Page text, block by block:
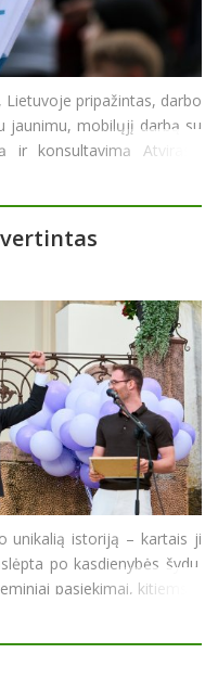
pripažintas, darbo
jaunimu, mobilųjį darbą su
konsultavimą Atvirasis
konsultavimas vyksta
j
unikalią istoriją – kartais ji
po kasdienybės šydu.
pasiekimai, kitiems –
jie tyliai atlieka be jokio